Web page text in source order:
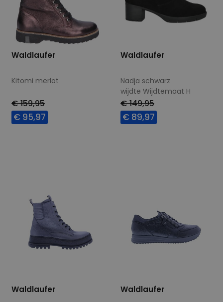
Waldlaufer
Kitomi merlot
€ 159,95
€ 95,97
Waldlaufer
Nadja schwarz
wijdte Wijdtemaat H
€ 149,95
€ 89,97
Waldlaufer Waldlaufer